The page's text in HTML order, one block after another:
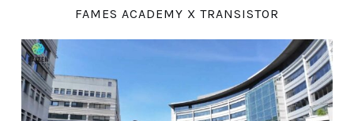
FAMES ACADEMY X TRANSISTOR